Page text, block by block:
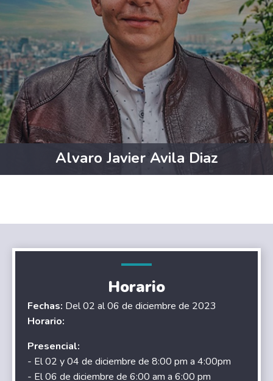
Alvaro Javier Avila Diaz
Horario
Fechas: Del 02 al 06 de diciembre de 2023
Horario:
Presencial:
- El 02 y 04 de diciembre de 8:00 pm a 4:00pm
- El 06 de diciembre de 6:00 am a 6:00 pm